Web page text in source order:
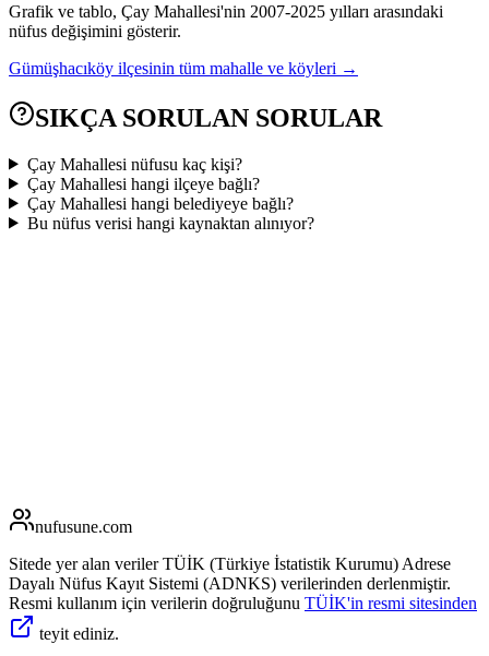
Grafik ve tablo, Çay Mahallesi'nin 2007-2025 yılları arasındaki
nüfus değişimini gösterir.
Gümüşhacıköy ilçesinin tüm mahalle ve köyleri →
SIKÇA SORULAN SORULAR
Çay Mahallesi nüfusu kaç kişi?
Çay Mahallesi hangi ilçeye bağlı?
Çay Mahallesi hangi belediyeye bağlı?
Bu nüfus verisi hangi kaynaktan alınıyor?
nufusune.com
Sitede yer alan veriler TÜİK (Türkiye İstatistik Kurumu) Adrese
Dayalı Nüfus Kayıt Sistemi (ADNKS) verilerinden derlenmiştir.
Resmi kullanım için verilerin doğruluğunu TÜİK'in resmi sitesinden
teyit ediniz.